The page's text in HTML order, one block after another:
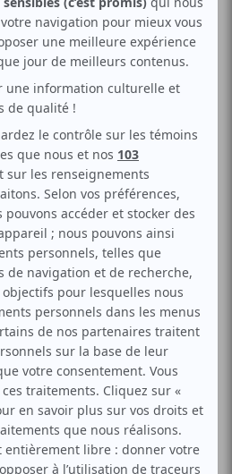
the Herrings
dès qu'il y aura une offre promo
INSCRIVEZ-VOUS